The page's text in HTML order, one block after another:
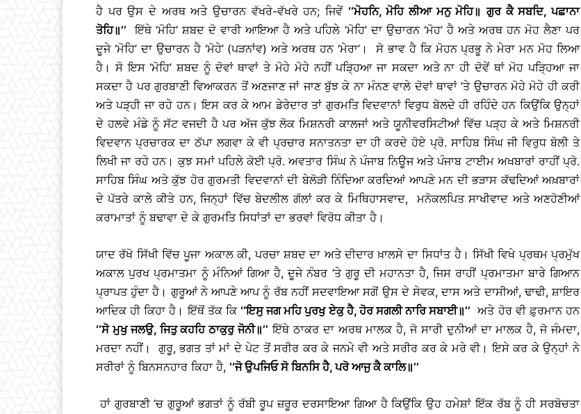
ਹੈ ਪਰ ਉਸ ਦੇ ਅਰਥ ਅਤੇ ਉਚਾਰਨ ਵੱਖਰੇ-ਵੱਖਰੇ ਹਨ; ਜਿਵੇਂ ‘‘ਮੋਹਨਿ, ਮੋਹਿ ਲੀਆ ਮਨੁ ਮੋਹਿ॥ ਗੁਰ ਕੈ ਸਬਦਿ, ਪਛਾਨਾ
ਤੋਹਿ॥’’ ਇੱਥੇ ‘ਮੋਹਿ’ ਸ਼ਬਦ ਦੋ ਵਾਰੀ ਆਇਆ ਹੈ ਅਤੇ ਪਹਿਲੇ ‘ਮੋਹਿ’ ਦਾ ਉਚਾਰਨ ‘ਮੋਹ’ ਹੈ ਅਤੇ ਅਰਥ ਹਨ ਮੋਹ ਲੈਣਾ ਪਰ
ਦੂਜੇ ‘ਮੋਹਿ’ ਦਾ ਉਚਾਰਨ ਹੈ ‘ਮੋਹੇ’ (ਪੜਨਾਂਵ) ਅਤੇ ਅਰਥ ਹਨ ‘ਮੇਰਾ’। ਸੋ ਭਾਵ ਹੈ ਕਿ ਮੋਹਨ ਪ੍ਰਭੂ ਨੇ ਮੇਰਾ ਮਨ ਮੋਹ ਲਿਆ
ਹੈ। ਸੋ ਇਸ ‘ਮੋਹਿ’ ਸ਼ਬਦ ਨੂੰ ਦੋਵਾਂ ਥਾਵਾਂ ਤੇ ਮੋਹੇ ਮੋਹੇ ਨਹੀਂ ਪੜ੍ਹਿਆ ਜਾ ਸਕਦਾ ਅਤੇ ਨਾ ਹੀ ਦੋਵੇਂ ਥਾਂ ਮੋਹ ਪੜ੍ਹਿਆ ਜਾ
ਸਕਦਾ ਹੈ ਪਰ ਗੁਰਬਾਣੀ ਵਿਆਕਰਨ ਤੋਂ ਅਣਜਾਣ ਜਾਂ ਜਾਣ ਬੁੱਝ ਕੇ ਨਾ ਮੰਨਣ ਵਾਲੇ ਦੋਵਾਂ ਥਾਵਾਂ ’ਤੇ ਉਚਾਰਨ ਮੋਹੇ ਮੋਹੇ ਹੀ ਕਰੀ
ਅਤੇ ਪੜ੍ਹੀ ਜਾ ਰਹੇ ਹਨ। ਇਸ ਕਰ ਕੇ ਆਮ ਡੇਰੇਦਾਰ ਤਾਂ ਗੁਰਮਤਿ ਵਿਦਵਾਨਾਂ ਵਿਰੁਧ ਬੋਲਦੇ ਹੀ ਰਹਿੰਦੇ ਹਨ ਕਿਉਂਕਿ ਉਨ੍ਹਾਂ
ਦੇ ਹਲਵੇ ਮੰਡੇ ਨੂੰ ਸੱਟ ਵਜਦੀ ਹੈ ਪਰ ਅੱਜ ਕੁੱਝ ਲੋਕ ਮਿਸ਼ਨਰੀ ਕਾਲਜਾਂ ਅਤੇ ਯੂਨੀਵਰਸਿਟੀਆਂ ਵਿੱਚ ਪੜ੍ਹ ਕੇ ਅਤੇ ਮਿਸ਼ਨਰੀ
ਵਿਦਵਾਨ ਪ੍ਰਚਾਰਕ ਦਾ ਠੱਪਾ ਲਗਵਾ ਕੇ ਵੀ ਪ੍ਰਚਾਰ ਸਨਾਤਨਤਾ ਦਾ ਹੀ ਕਰਦੇ ਹੋਏ ਪ੍ਰੋ. ਸਾਹਿਬ ਸਿੰਘ ਜੀ ਵਿਰੁਧ ਬੋਲੀ ਤੇ
ਲਿਖੀ ਜਾ ਰਹੇ ਹਨ। ਕੁਝ ਸਮਾਂ ਪਹਿਲੇ ਕੋਈ ਪ੍ਰੋ. ਅਵਤਾਰ ਸਿੰਘ ਨੇ ਪੰਜਾਬ ਨਿਊਜ ਅਤੇ ਪੰਜਾਬ ਟਾਈਮ ਅਖਬਾਰਾਂ ਰਾਹੀਂ ਪ੍ਰੋ.
ਸਾਹਿਬ ਸਿੰਘ ਅਤੇ ਕੁੱਝ ਹੋਰ ਗੁਰਮਤੀ ਵਿਦਵਾਨਾਂ ਦੀ ਬੇਲੋੜੀ ਨਿੰਦਿਆ ਕਰਦਿਆਂ ਆਪਣੇ ਮਨ ਦੀ ਭੜਾਸ ਕੱਢਦਿਆਂ ਅਖ਼ਬਾਰਾਂ
ਦੇ ਪੱਤਰੇ ਕਾਲੇ ਕੀਤੇ ਹਨ, ਜਿਨ੍ਹਾਂ ਵਿੱਚ ਬੇਦਲੀਲ ਗੱਲਾਂ ਕਰ ਕੇ ਮਿਥਿਹਾਸਵਾਦ, ਮਨੋਕਲਪਿਤ ਸਾਖੀਵਾਦ ਅਤੇ ਅਣਹੋਣੀਆਂ
ਕਰਾਮਾਤਾਂ ਨੂੰ ਬਢਾਵਾ ਦੇ ਕੇ ਗੁਰਮਤਿ ਸਿਧਾਂਤਾਂ ਦਾ ਭਰਵਾਂ ਵਿਰੋਧ ਕੀਤਾ ਹੈ।
ਯਾਦ ਰੱਖੋ ਸਿੱਖੀ ਵਿੱਚ ਪੂਜਾ ਅਕਾਲ ਕੀ, ਪਰਚਾ ਸ਼ਬਦ ਦਾ ਅਤੇ ਦੀਦਾਰ ਖ਼ਾਲਸੇ ਦਾ ਸਿਧਾਂਤ ਹੈ। ਸਿੱਖੀ ਵਿਖੇ ਪ੍ਰਥਮ ਪ੍ਰਮੁੱਖ
ਅਕਾਲ ਪੁਰਖ ਪ੍ਰਮਾਤਮਾ ਨੂੰ ਮੰਨਿਆਂ ਗਿਆ ਹੈ, ਦੂਜੇ ਨੰਬਰ ’ਤੇ ਗੁਰੂ ਦੀ ਮਹਾਨਤਾ ਹੈ, ਜਿਸ ਰਾਹੀਂ ਪ੍ਰਮਾਤਮਾ ਬਾਰੇ ਗਿਆਨ
ਪ੍ਰਾਪਤ ਹੁੰਦਾ ਹੈ। ਗੁਰੂਆਂ ਨੇ ਆਪਣੇ ਆਪ ਨੂੰ ਰੱਬ ਨਹੀਂ ਸਦਵਾਇਆ ਸਗੋਂ ਉਸ ਦੇ ਸੇਵਕ, ਦਾਸ ਅਤੇ ਦਾਸੀਆਂ, ਢਾਢੀ, ਸ਼ਾਇਰ
ਆਦਿਕ ਹੀ ਕਿਹਾ ਹੈ। ਇੱਥੋਂ ਤੱਕ ਕਿ ‘‘ਇਸੁ ਜਗ ਮਹਿ ਪੁਰਖੁ ਏਕੁ ਹੈ, ਹੋਰ ਸਗਲੀ ਨਾਰਿ ਸਬਾਈ॥’’ ਅਤੇ ਹੋਰ ਵੀ ਫ਼ੁਰਮਾਨ ਹਨ
‘‘ਸੋ ਮੁਖੁ ਜਲਉ, ਜਿਤੁ ਕਹਹਿ ਠਾਕੁਰੁ ਜੋਨੀ॥’’ ਇੱਥੇ ਠਾਕਰ ਦਾ ਅਰਥ ਮਾਲਕ ਹੈ, ਜੋ ਸਾਰੀ ਦੁਨੀਆਂ ਦਾ ਮਾਲਕ ਹੈ, ਜੋ ਜੰਮਦਾ,
ਮਰਦਾ ਨਹੀਂ। ਗੁਰੂ, ਭਗਤ ਤਾਂ ਮਾਂ ਦੇ ਪੇਟ ਤੋਂ ਸਰੀਰ ਕਰ ਕੇ ਜਨਮੇ ਵੀ ਅਤੇ ਸਰੀਰ ਕਰ ਕੇ ਮਰੇ ਵੀ। ਇਸੇ ਕਰ ਕੇ ਉਨ੍ਹਾਂ ਨੇ
ਸਰੀਰਾਂ ਨੂੰ ਬਿਨਸਨਹਾਰ ਕਿਹਾ ਹੈ, ‘‘ਜੋ ਉਪਜਿਓ ਸੋ ਬਿਨਸਿ ਹੈ, ਪਰੋ ਆਜੁ ਕੈ ਕਾਲਿ॥’’
ਹਾਂ ਗੁਰਬਾਣੀ ’ਚ ਗੁਰੂਆਂ ਭਗਤਾਂ ਨੂੰ ਰੱਬੀ ਰੂਪ ਜ਼ਰੂਰ ਦਰਸਾਇਆ ਗਿਆ ਹੈ ਕਿਉਂਕਿ ਉਹ ਹਮੇਸ਼ਾਂ ਇੱਕ ਰੱਬ ਨੂੰ ਹੀ ਸਰਬੋਚਤਾ